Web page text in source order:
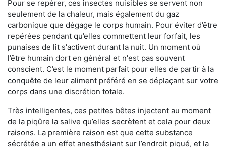
Pour se repérer, ces insectes nuisibles se servent non
seulement de la chaleur, mais également du gaz
carbonique que dégage le corps humain. Pour éviter d’être
repérées pendant qu’elles commettent leur forfait, les
punaises de lit s'activent durant la nuit. Un moment où
l’être humain dort en général et n'est pas souvent
conscient. C’est le moment parfait pour elles de partir à la
conquête de leur aliment préféré en se déplaçant sur votre
corps dans une discrétion totale.
Très intelligentes, ces petites bêtes injectent au moment
de la piqûre la salive qu’elles secrètent et cela pour deux
raisons. La première raison est que cette substance
sécrétée a un effet anesthésiant sur l’endroit piqué, et la